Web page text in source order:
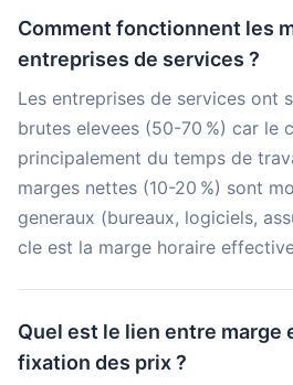
Comment fonctionnent les
entreprises de services ?
Les entreprises de services ont
brutes elevees (50-70 %) car le
principalement du temps de
marges nettes (10-20 %) sont
generaux (bureaux, logiciels,
cle est la marge horaire
Quel est le lien entre marge
fixation des prix ?